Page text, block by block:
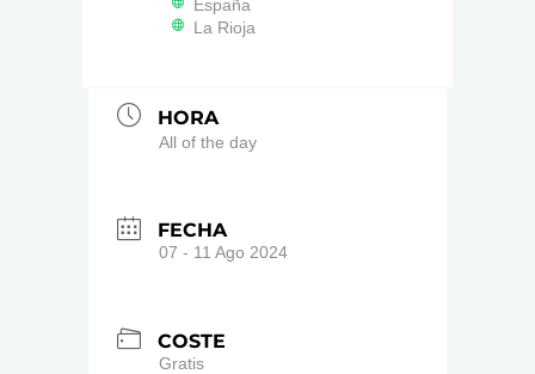
España
La Rioja
HORA
All of the day
FECHA
07 - 11 Ago 2024
COSTE
Gratis